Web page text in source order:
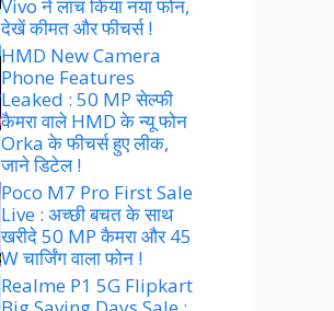
Vivo ने लांच किया नया फोन,
देखें कीमत और फीचर्स !
HMD New Camera
Phone Features
Leaked : 50 MP सेल्फी
कैमरा वाले HMD के न्यू फोन
Orka के फीचर्स हुए लीक,
जाने डिटेल !
Poco M7 Pro First Sale
Live : अच्छी बचत के साथ
खरीदे 50 MP कैमरा और 45
W चार्जिंग वाला फोन !
Realme P1 5G Flipkart